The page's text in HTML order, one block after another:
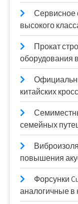
Сервисное
высокого
Прокат
оборудования
китайских
семейных
повышения
Форсунки
аналогичные в